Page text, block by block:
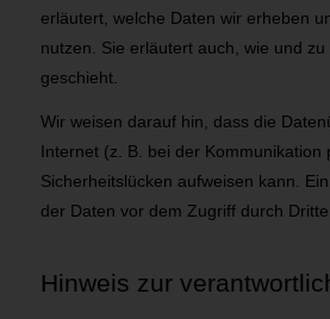
erläutert, welche Daten wir erheben
nutzen. Sie erläutert auch, wie und
geschieht.
Wir weisen darauf hin, dass die
Internet (z. B. bei der Kommunikation
Sicherheitslücken aufweisen kann.
der Daten vor dem Zugriff durch Dritte
Hinweis zur